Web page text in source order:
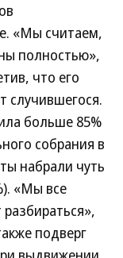
«Мы считаем,
полностью»,
что его
случившегося.
больше 85%
собрания в
набрали чуть
«Мы все
подверг